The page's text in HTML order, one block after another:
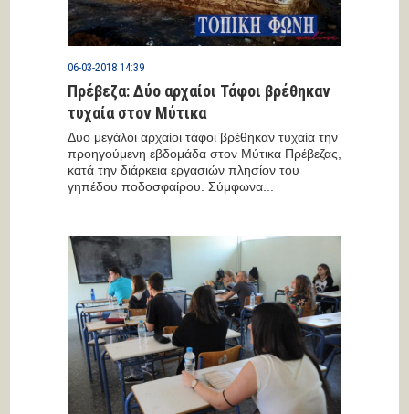
06-03-2018 14:39
Πρέβεζα: Δύο αρχαίοι Τάφοι βρέθηκαν
τυχαία στον Μύτικα
Δύο μεγάλοι αρχαίοι τάφοι βρέθηκαν τυχαία την
προηγούμενη εβδομάδα στον Μύτικα Πρέβεζας,
κατά την διάρκεια εργασιών πλησίον του
γηπέδου ποδοσφαίρου. Σύμφωνα...